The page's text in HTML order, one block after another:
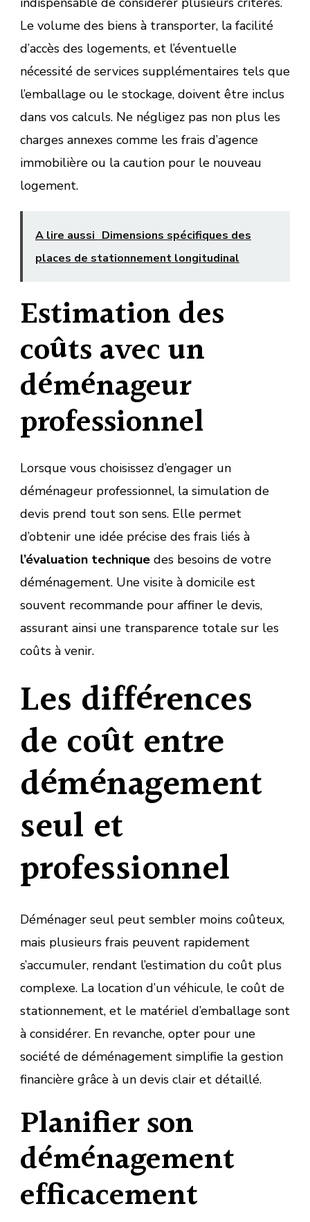
Le volume des biens à transporter, la facilité
d’accès des logements, et l’éventuelle
nécessité de services supplémentaires tels que
l’emballage ou le stockage, doivent être inclus
dans vos calculs. Ne négligez pas non plus les
charges annexes comme les frais d’agence
immobilière ou la caution pour le nouveau
logement.
A lire aussi Dimensions spécifiques des
places de stationnement longitudinal
Estimation des
coûts avec un
déménageur
professionnel
Lorsque vous choisissez d’engager un
déménageur professionnel, la simulation de
devis prend tout son sens. Elle permet
d’obtenir une idée précise des frais liés à
l’évaluation technique des besoins de votre
déménagement. Une visite à domicile est
souvent recommande pour affiner le devis,
assurant ainsi une transparence totale sur les
coûts à venir.
Les différences
de coût entre
déménagement
seul et
professionnel
Déménager seul peut sembler moins coûteux,
mais plusieurs frais peuvent rapidement
s’accumuler, rendant l’estimation du coût plus
complexe. La location d’un véhicule, le coût de
stationnement, et le matériel d’emballage sont
à considérer. En revanche, opter pour une
société de déménagement simplifie la gestion
financière grâce à un devis clair et détaillé.
Planifier son
déménagement
efficacement